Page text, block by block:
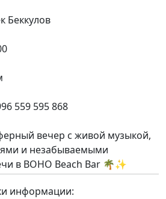
Беккулов
559 595 868
вечер с живой музыкой,
и незабываемыми
в BOHO Beach Bar 🌴✨
информации: